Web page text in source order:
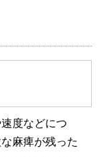
度などにつ
麻痺が残った